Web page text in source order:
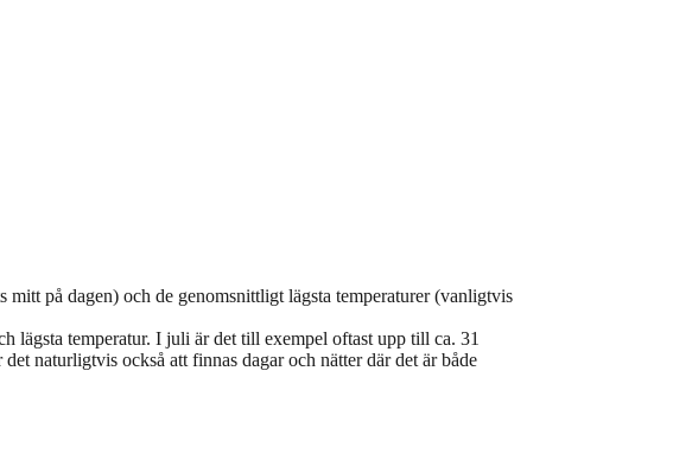
på dagen) och de genomsnittligt lägsta temperaturer (vanligtvis
lägsta temperatur. I juli är det till exempel oftast upp till ca. 31
naturligtvis också att finnas dagar och nätter där det är både